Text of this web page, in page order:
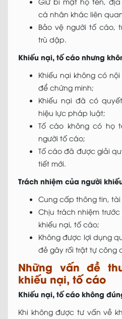
cá nhân khác liên
Bảo vệ người tố cáo,
trù dập.
Khiếu nại, tố cáo nhưng
Khiếu nại không có
để chứng minh;
Khiếu nại đã có
hiệu lực pháp luật;
Tố cáo không có họ
người tố cáo;
Tố cáo đã được giải
tiết mới.
Trách nhiệm của người
Cung cấp thông tin, tài
Chịu trách nhiệm
khiếu nại, tố cáo;
Không được lợi dụng
đẻ gây rối trật tự công
Những vấn đề
khiếu nại, tố cáo
Khiếu nại, tố cáo không
Khi không được tư vấn về